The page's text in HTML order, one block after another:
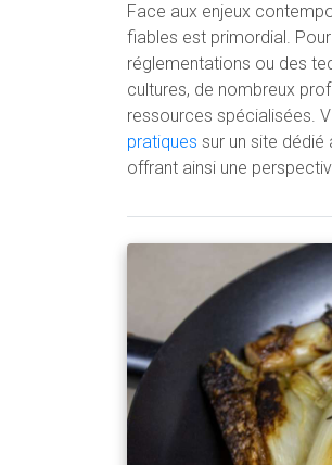
Face aux enjeux
fiables est primordial.
réglementations ou des
cultures, de nombreux
ressources spécialisées.
pratiques sur un site
offrant ainsi une